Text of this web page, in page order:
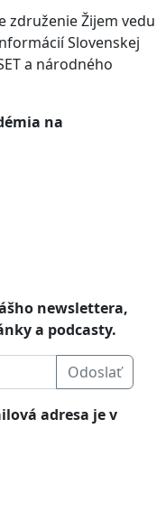
združenie Žijem vedu
Slovenskej
a národného
na
newslettera,
a podcasty.
Odoslať
adresa je v